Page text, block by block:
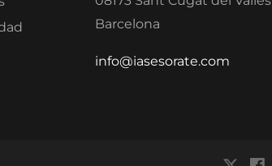
Barcelona
info@iasesorate.com